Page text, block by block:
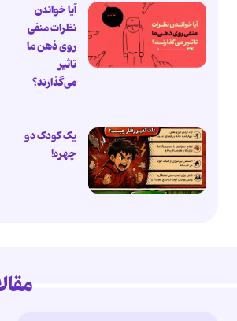
آیا خواندن
نظرات منفی
روی ذهن ما
تاثیر
می‌گذارند؟
یک کودک دو
چهره!